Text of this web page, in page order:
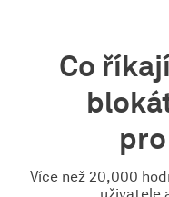
Co
Více než 20,000